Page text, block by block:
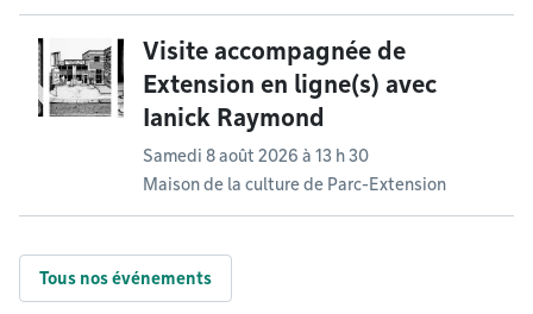
Visite accompagnée de
Extension en ligne(s) avec
Ianick Raymond
Samedi 8 août 2026 à 13 h 30
Maison de la culture de Parc-Extension
Tous nos événements